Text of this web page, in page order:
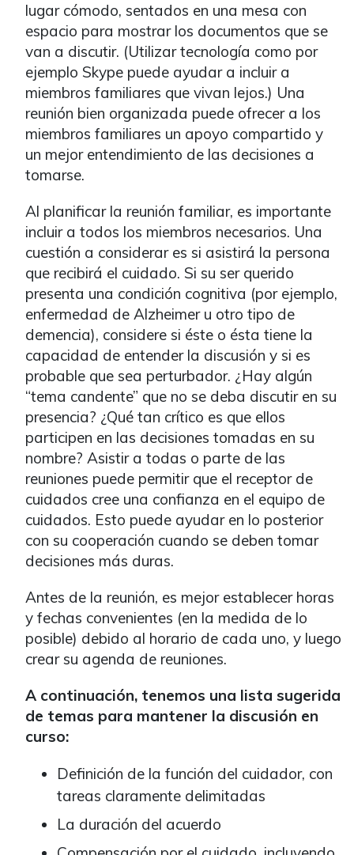
lugar cómodo, sentados en una mesa con
espacio para mostrar los documentos que se
van a discutir. (Utilizar tecnología como por
ejemplo Skype puede ayudar a incluir a
miembros familiares que vivan lejos.) Una
reunión bien organizada puede ofrecer a los
miembros familiares un apoyo compartido y
un mejor entendimiento de las decisiones a
tomarse.
Al planificar la reunión familiar, es importante
incluir a todos los miembros necesarios. Una
cuestión a considerar es si asistirá la persona
que recibirá el cuidado. Si su ser querido
presenta una condición cognitiva (por ejemplo,
enfermedad de Alzheimer u otro tipo de
demencia), considere si éste o ésta tiene la
capacidad de entender la discusión y si es
probable que sea perturbador. ¿Hay algún
“tema candente” que no se deba discutir en su
presencia? ¿Qué tan crítico es que ellos
participen en las decisiones tomadas en su
nombre? Asistir a todas o parte de las
reuniones puede permitir que el receptor de
cuidados cree una confianza en el equipo de
cuidados. Esto puede ayudar en lo posterior
con su cooperación cuando se deben tomar
decisiones más duras.
Antes de la reunión, es mejor establecer horas
y fechas convenientes (en la medida de lo
posible) debido al horario de cada uno, y luego
crear su agenda de reuniones.
A continuación, tenemos una lista sugerida
de temas para mantener la discusión en
curso:
Definición de la función del cuidador, con
tareas claramente delimitadas
La duración del acuerdo